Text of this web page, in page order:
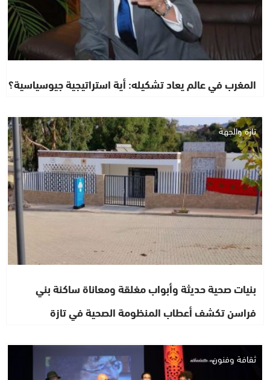
المغرب في عالم يعاد تشكيله: أية استراتيجية جيوسياسية؟
تازة والجهة
بنيات صحية حديثة وأبواب مغلقة ومعاناة ساكنة بني
فراسن تكشف أعطاب المنظومة الصحية في تازة
ثقافة وفنون